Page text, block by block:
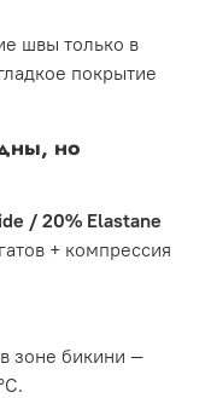
швы только в
покрытие
но
/ 20% Elastane
+ компрессия
зоне бикини —